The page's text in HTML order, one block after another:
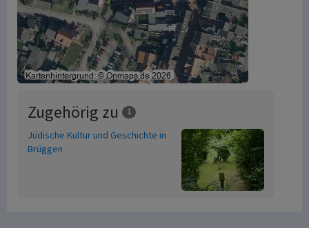
Zugehörig zu 1
Jüdische Kultur und Geschichte in
Brüggen